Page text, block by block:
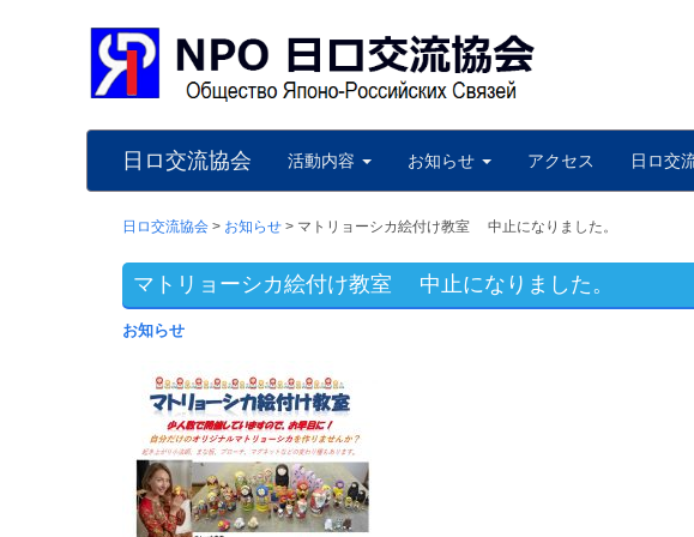
日ロ交流協会 活動内容 お知らせ アクセス 日ロ交
日ロ交流協会 > お知らせ > マトリョーシカ絵付け教室 中止になりました。
マトリョーシカ絵付け教室 中止になりました。
お知らせ